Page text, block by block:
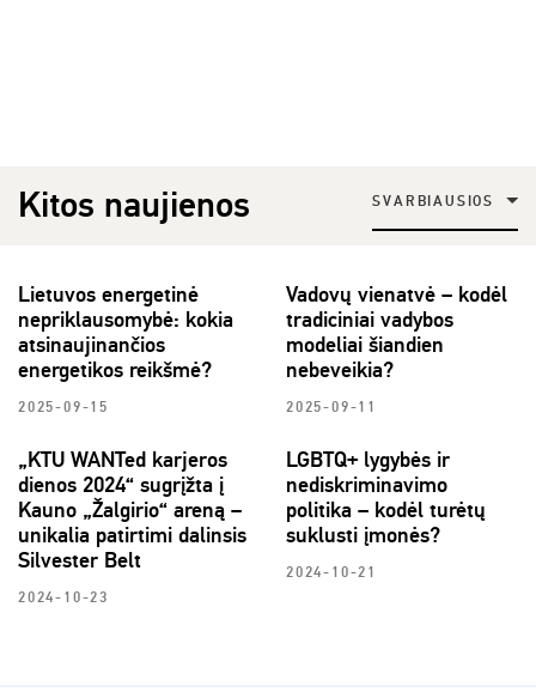
Kitos naujienos SVARBIAUSIOS
Lietuvos energetinė
nepriklausomybė: kokia
atsinaujinančios
energetikos reikšmė?
2025-09-15
Vadovų vienatvė – kodėl
tradiciniai vadybos
modeliai šiandien
nebeveikia?
2025-09-11
„KTU WANTed karjeros
dienos 2024“ sugrįžta į
Kauno „Žalgirio“ areną –
unikalia patirtimi dalinsis
Silvester Belt
2024-10-23
LGBTQ+ lygybės ir
nediskriminavimo
politika – kodėl turėtų
suklusti įmonės?
2024-10-21